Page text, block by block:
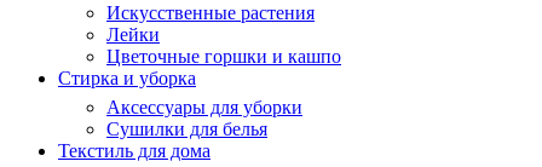
Искусственные растения
Лейки
Цветочные горшки и кашпо
Стирка и уборка
Аксессуары для уборки
Сушилки для белья
Текстиль для дома